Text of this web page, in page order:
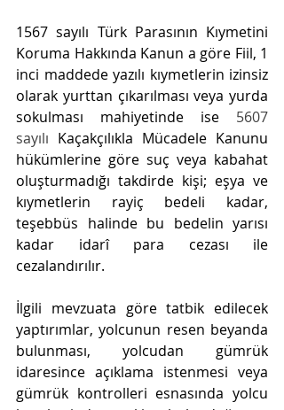
1567 sayılı Türk Parasının Kıymetini
Koruma Hakkında Kanun a göre Fiil, 1
inci maddede yazılı kıymetlerin izinsiz
olarak yurttan çıkarılması veya yurda
sokulması mahiyetinde ise 5607
sayılı Kaçakçılıkla Mücadele Kanunu
hükümlerine göre suç veya kabahat
oluşturmadığı takdirde kişi; eşya ve
kıymetlerin rayiç bedeli kadar,
teşebbüs halinde bu bedelin yarısı
kadar idarî para cezası ile
cezalandırılır.
İlgili mevzuata göre tatbik edilecek
yaptırımlar, yolcunun resen beyanda
bulunması, yolcudan gümrük
idaresince açıklama istenmesi veya
gümrük kontrolleri esnasında yolcu